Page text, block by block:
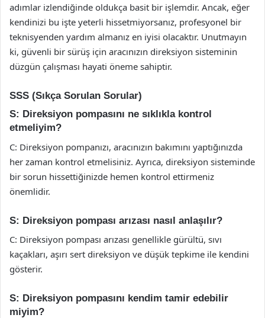
adımlar izlendiğinde oldukça basit bir işlemdir. Ancak, eğer
kendinizi bu işte yeterli hissetmiyorsanız, profesyonel bir
teknisyenden yardım almanız en iyisi olacaktır. Unutmayın
ki, güvenli bir sürüş için aracınızın direksiyon sisteminin
düzgün çalışması hayati öneme sahiptir.
SSS (Sıkça Sorulan Sorular)
S: Direksiyon pompasını ne sıklıkla kontrol
etmeliyim?
C: Direksiyon pompanızı, aracınızın bakımını yaptığınızda
her zaman kontrol etmelisiniz. Ayrıca, direksiyon sisteminde
bir sorun hissettiğinizde hemen kontrol ettirmeniz
önemlidir.
S: Direksiyon pompası arızası nasıl anlaşılır?
C: Direksiyon pompası arızası genellikle gürültü, sıvı
kaçakları, aşırı sert direksiyon ve düşük tepkime ile kendini
gösterir.
S: Direksiyon pompasını kendim tamir edebilir
miyim?